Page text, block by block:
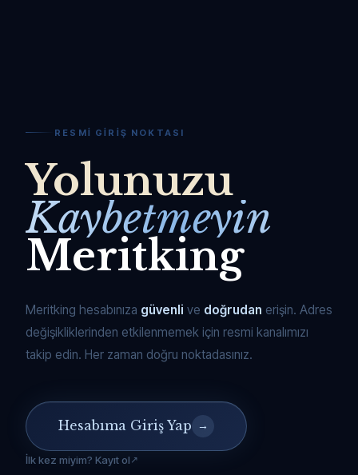
RESMI GIRIŞ NOKTASI
Yolunuzu
Kaybetmeyin
Meritking
Meritking hesabınıza güvenli ve doğrudan erişin. Adres
değişikliklerinden etkilenmemek için resmi kanalımızı
takip edin. Her zaman doğru noktadasınız.
Hesabıma Giriş Yap →
İlk kez miyim? Kayıt ol